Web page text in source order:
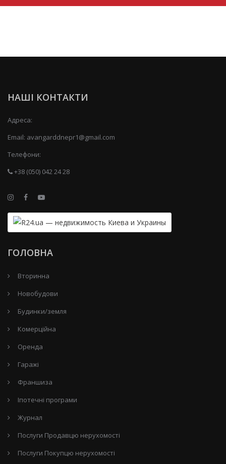
НАШІ КОНТАКТИ
Адреса:
Email: avangarddnepr1@gmail.com
Телефони:
+38 (050) 042 24 28
ГОЛОВНА
Вторинна
Новобудови
Будинки/земля
Комерційна
Оренда
Гаражі
Франшиза
Іпотечні програми
Журнал
Послуги Продавцю нерухомості
Послуги Покупцю нерухомості